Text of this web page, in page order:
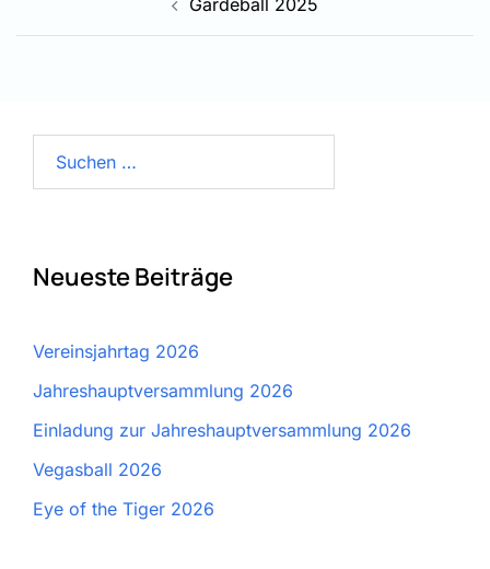
Gardeball 2025
nach:
Neueste Beiträge
Vereinsjahrtag 2026
Jahreshauptversammlung 2026
Einladung zur Jahreshauptversammlung 2026
Vegasball 2026
Eye of the Tiger 2026